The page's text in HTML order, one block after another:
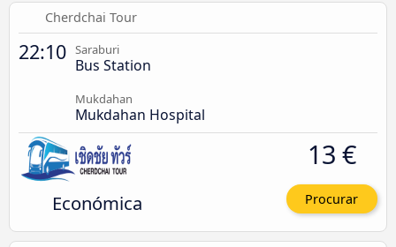
Cherdchai Tour
22:10 Saraburi
Bus Station
Mukdahan
Mukdahan Hospital
Económica
13 €
Procurar